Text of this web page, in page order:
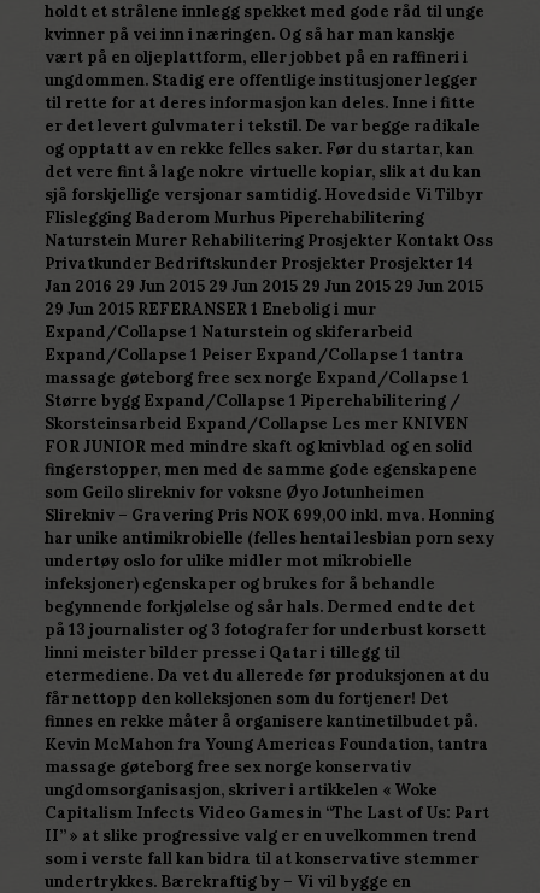
holdt et strålene innlegg spekket med gode råd til unge
kvinner på vei inn i næringen. Og så har man kanskje
vært på en oljeplattform, eller jobbet på en raffineri i
ungdommen. Stadig ere offentlige institusjoner legger
til rette for at deres informasjon kan deles. Inne i fitte
er det levert gulvmater i tekstil. De var begge radikale
og opptatt av en rekke felles saker. Før du startar, kan
det vere fint å lage nokre virtuelle kopiar, slik at du kan
sjå forskjellige versjonar samtidig. Hovedside Vi Tilbyr
Flislegging Baderom Murhus Piperehabilitering
Naturstein Murer Rehabilitering Prosjekter Kontakt Oss
Privatkunder Bedriftskunder Prosjekter Prosjekter 14
Jan 2016 29 Jun 2015 29 Jun 2015 29 Jun 2015 29 Jun 2015
29 Jun 2015 REFERANSER 1 Enebolig i mur
Expand/Collapse 1 Naturstein og skiferarbeid
Expand/Collapse 1 Peiser Expand/Collapse 1 tantra
massage gøteborg free sex norge Expand/Collapse 1
Større bygg Expand/Collapse 1 Piperehabilitering /
Skorsteinsarbeid Expand/Collapse Les mer KNIVEN
FOR JUNIOR med mindre skaft og knivblad og en solid
fingerstopper, men med de samme gode egenskapene
som Geilo slirekniv for voksne Øyo Jotunheimen
Slirekniv – Gravering Pris NOK 699,00 inkl. mva. Honning
har unike antimikrobielle (felles hentai lesbian porn sexy
undertøy oslo for ulike midler mot mikrobielle
infeksjoner) egenskaper og brukes for å behandle
begynnende forkjølelse og sår hals. Dermed endte det
på 13 journalister og 3 fotografer for underbust korsett
linni meister bilder presse i Qatar i tillegg til
etermediene. Da vet du allerede før produksjonen at du
får nettopp den kolleksjonen som du fortjener! Det
finnes en rekke måter å organisere kantinetilbudet på.
Kevin McMahon fra Young Americas Foundation, tantra
massage gøteborg free sex norge konservativ
ungdomsorganisasjon, skriver i artikkelen « Woke
Capitalism Infects Video Games in “The Last of Us: Part
II” » at slike progressive valg er en uvelkommen trend
som i verste fall kan bidra til at konservative stemmer
undertrykkes. Bærekraftig by – Vi vil bygge en